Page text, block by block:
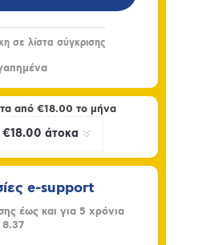
από€18.00 το μήνα
e-support
έως και για 5 χρόνια